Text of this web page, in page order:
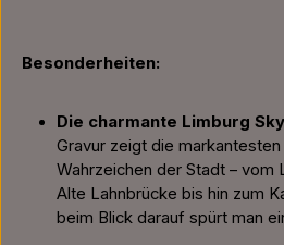
Besonderheiten:
Die charmante Limburg
Gravur zeigt die
Wahrzeichen der Stadt – vom
Alte Lahnbrücke bis hin zum
beim Blick darauf spürt man